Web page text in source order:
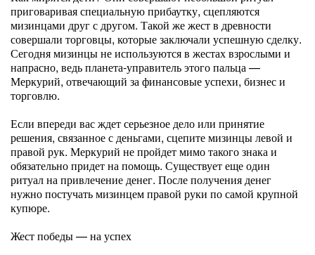
приговаривая специальную прибаутку, сцепляются
мизинцами друг с другом. Такой же жест в древности
совершали торговцы, которые заключали успешную сделку.
Сегодня мизинцы не используются в жестах взрослыми и
напрасно, ведь планета-управитель этого пальца —
Меркурий, отвечающий за финансовые успехи, бизнес и
торговлю.
Если впереди вас ждет серьезное дело или принятие
решения, связанное с деньгами, сцепите мизинцы левой и
правой рук. Меркурий не пройдет мимо такого знака и
обязательно придет на помощь. Существует еще один
ритуал на привлечение денег. После получения денег
нужно постучать мизинцем правой руки по самой крупной
купюре.
Жест победы — на успех